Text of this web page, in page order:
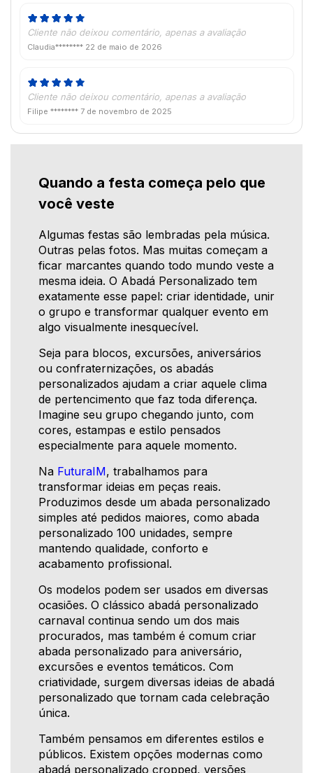
Cliente não deixou comentário, apenas a avaliação
Claudia******** 22 de maio de 2026
Cliente não deixou comentário, apenas a avaliação
Filipe ******** 7 de novembro de 2025
Quando a festa começa pelo que
você veste
Algumas festas são lembradas pela música.
Outras pelas fotos. Mas muitas começam a
ficar marcantes quando todo mundo veste a
mesma ideia. O Abadá Personalizado tem
exatamente esse papel: criar identidade, unir
o grupo e transformar qualquer evento em
algo visualmente inesquecível.
Seja para blocos, excursões, aniversários
ou confraternizações, os abadás
personalizados ajudam a criar aquele clima
de pertencimento que faz toda diferença.
Imagine seu grupo chegando junto, com
cores, estampas e estilo pensados
especialmente para aquele momento.
Na FuturaIM, trabalhamos para
transformar ideias em peças reais.
Produzimos desde um abada personalizado
simples até pedidos maiores, como abada
personalizado 100 unidades, sempre
mantendo qualidade, conforto e
acabamento profissional.
Os modelos podem ser usados em diversas
ocasiões. O clássico abadá personalizado
carnaval continua sendo um dos mais
procurados, mas também é comum criar
abada personalizado para aniversário,
excursões e eventos temáticos. Com
criatividade, surgem diversas ideias de abadá
personalizado que tornam cada celebração
única.
Também pensamos em diferentes estilos e
públicos. Existem opções modernas como
abadá personalizado cropped, versões